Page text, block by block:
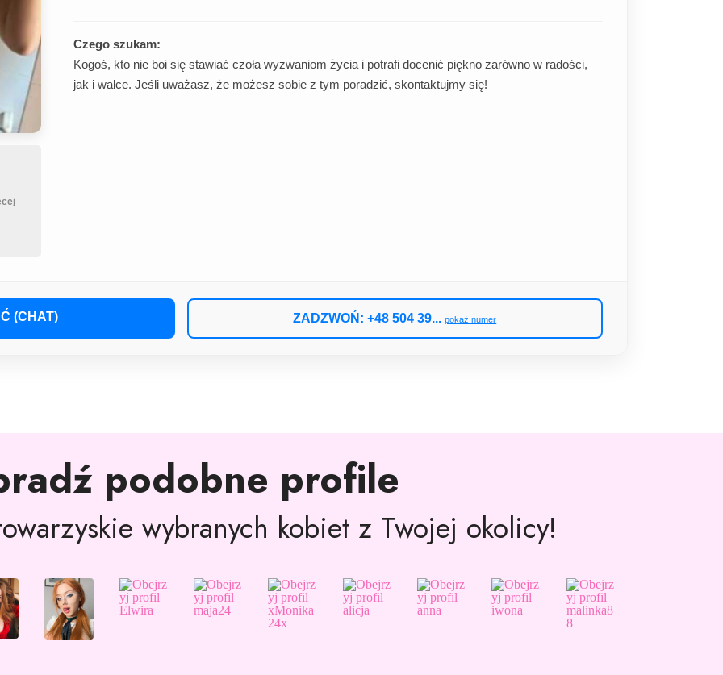
Czego szukam:
Kogoś, kto nie boi się stawiać czoła wyzwaniom życia i potrafi docenić piękno zarówno w radości,
jak i walce. Jeśli uważasz, że możesz sobie z tym poradzić, skontaktujmy się!
(CHAT) ZADZWOŃ: +48 504 39...pokaż numer
podobne profile
wybranych kobiet z Twojej okolicy!